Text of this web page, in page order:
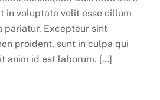
in voluptate velit esse cillum
pariatur. Excepteur sint
proident, sunt in culpa qui
anim id est laborum. […]